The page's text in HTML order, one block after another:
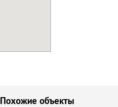
Похожие объекты